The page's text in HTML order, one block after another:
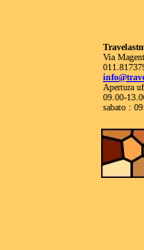
Via
Apertura
09.00-
sabato :